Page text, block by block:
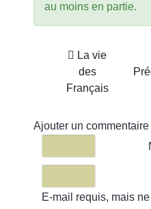
au moins en partie.
La vie
des
Français
Ajouter un commentaire
E-mail requis, mais